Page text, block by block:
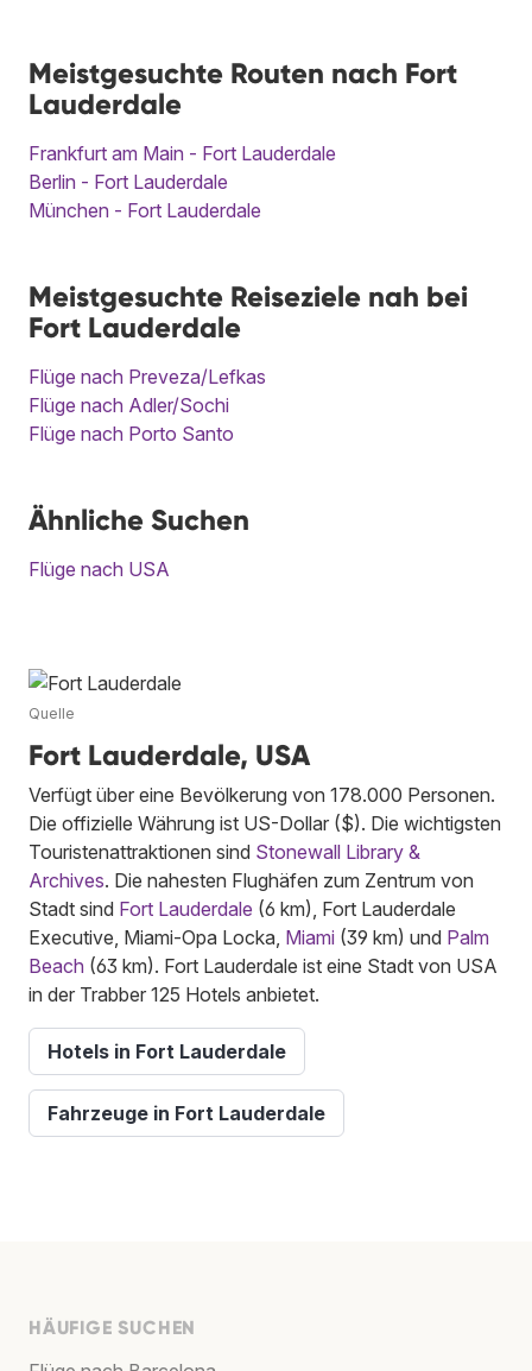
Meistgesuchte Routen nach Fort
Lauderdale
Frankfurt am Main - Fort Lauderdale
Berlin - Fort Lauderdale
München - Fort Lauderdale
Meistgesuchte Reiseziele nah bei
Fort Lauderdale
Flüge nach Preveza/Lefkas
Flüge nach Adler/Sochi
Flüge nach Porto Santo
Ähnliche Suchen
Flüge nach USA
Quelle
Fort Lauderdale, USA
Verfügt über eine Bevölkerung von 178.000 Personen.
Die offizielle Währung ist US-Dollar ($). Die wichtigsten
Touristenattraktionen sind Stonewall Library &
Archives. Die nahesten Flughäfen zum Zentrum von
Stadt sind Fort Lauderdale (6 km), Fort Lauderdale
Executive, Miami-Opa Locka, Miami (39 km) und Palm
Beach (63 km). Fort Lauderdale ist eine Stadt von USA
in der Trabber 125 Hotels anbietet.
Hotels in Fort Lauderdale
Fahrzeuge in Fort Lauderdale
HÄUFIGE SUCHEN